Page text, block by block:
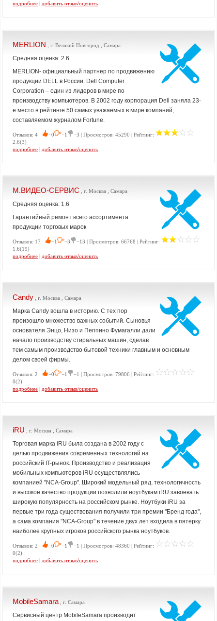
подробнее | добавить отзыв/оценить
MERLION , г. Великий Новгород , Самара
Средняя оценка: 2.6
MERLION- официальный партнер по продвижению
продукции DELL в России. Dell Computer
Corporation – один из лидеров в мире по
производству компьютеров. В 2002 году корпорация Dell заняла 23-
е место в рейтинге 50 самых уважаемых в мире компаний,
составляемом журналом Fortune.
Отзывов: 4 −0 −1
−3 | Просмотров: 45290 | Рейтинг:
2.6(3)
подробнее | добавить отзыв/оценить
М.ВИДЕО-СЕРВИС , г. Москва , Самара
Средняя оценка: 1.6
Гарантийный ремонт всего ассортимента
продукции торговых марок
Отзывов: 17 −1 −3
−13 | Просмотров: 66768 | Рейтинг:
1.6(19)
подробнее | добавить отзыв/оценить
Candy , г. Москва , Самара
Марка Candy вошла в историю. С тех пор
произошло множество важных событий. Сыновья
основателя Энцо, Низо и Пеппино Фумагалли дали
начало производству стиральных машин, сделав
тем самым производство бытовой техники главным и основным
делом своей фирмы.
Отзывов: 2 −0 −1
−1 | Просмотров: 79806 | Рейтинг:
0(2)
подробнее | добавить отзыв/оценить
iRU , г. Москва , Самара
Торговая марка iRU была создана в 2002 году с
целью продвижения современных технологий на
российский IT-рынок. Производство и реализация
мобильных компьютеров iRU осуществлялись
компанией "NCA-Group". Широкий модельный ряд, технологичность
и высокое качество продукции позволили ноутбукам iRU завоевать
широкую популярность на российском рынке. Ноутбуки iRU за
первые три года существования получили три премии "Бренд года",
а сама компания "NCA-Group" в течение двух лет входила в пятерку
наиболее крупных игроков российского рынка ноутбуков.
Отзывов: 2 −0 −1
−1 | Просмотров: 48360 | Рейтинг:
0(2)
подробнее | добавить отзыв/оценить
MobileSamara , г. Самара
Сервисный центр MobileSamara производит